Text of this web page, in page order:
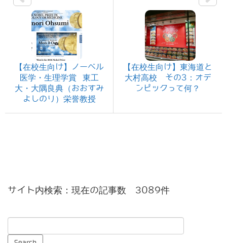
【在校生向け】ノーベル
医学・生理学賞 東工
大・大隅良典（おおすみ
よしのり）栄誉教授
【在校生向け】東海道と
大村高校 その3：オデ
ンピックって何？
サイト内検索：現在の記事数 3089件